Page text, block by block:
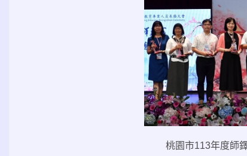
桃園市113年度師